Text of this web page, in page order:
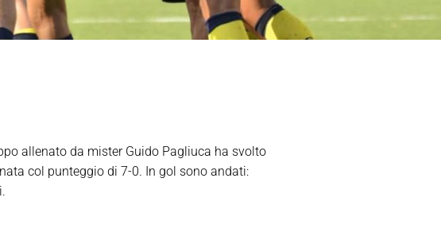
allenato da mister Guido Pagliuca ha svolto
col punteggio di 7-0. In gol sono andati: